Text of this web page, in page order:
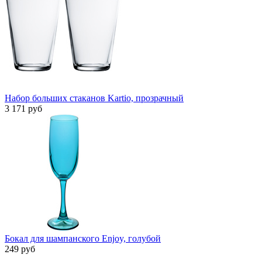
Набор больших стаканов Kartio, прозрачный
3 171 руб
Бокал для шампанского Enjoy, голубой
249 руб